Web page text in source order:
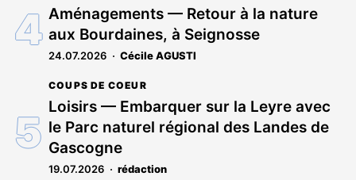
Aménagements — Retour à la nature
aux Bourdaines, à Seignosse
24.07.2026 Cécile AGUSTI
COUPS DE COEUR
Loisirs — Embarquer sur la Leyre avec
le Parc naturel régional des Landes de
Gascogne
19.07.2026 rédaction